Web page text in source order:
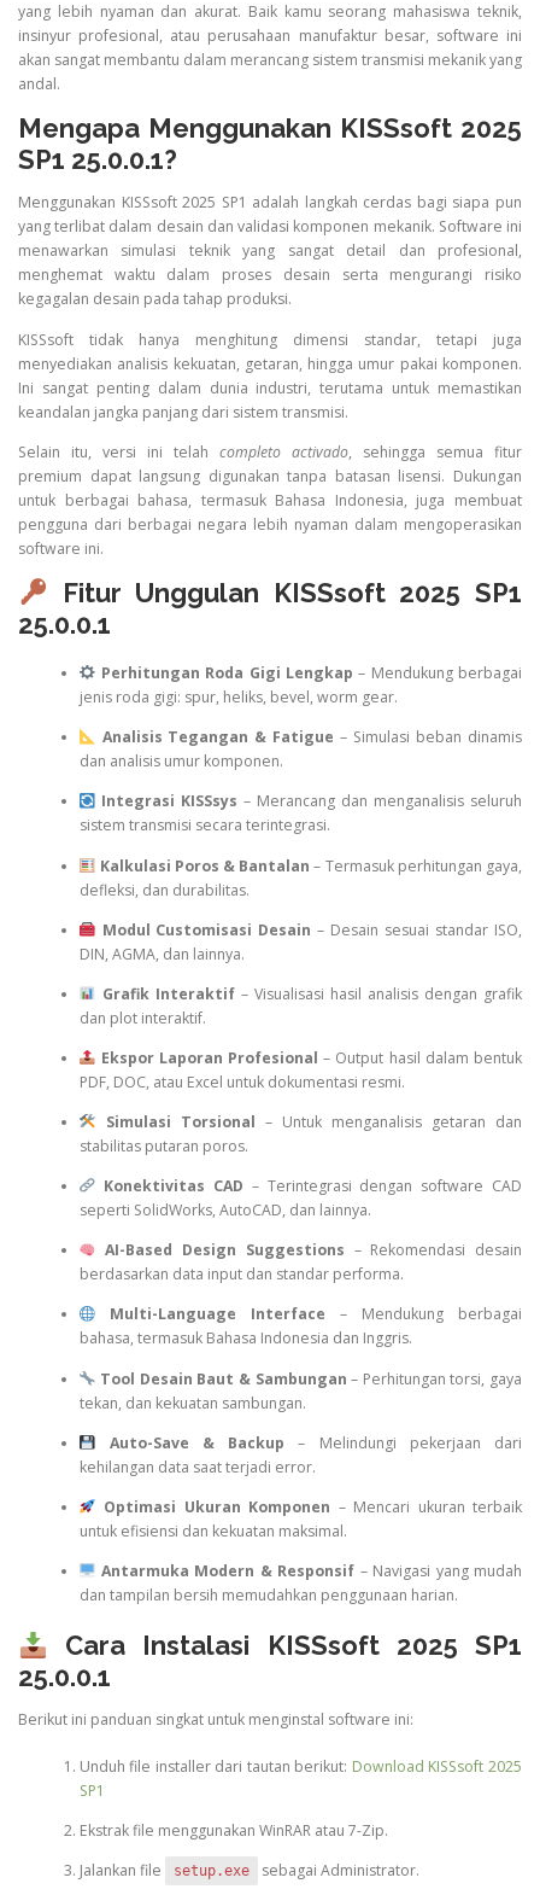
yang lebih nyaman dan akurat. Baik kamu seorang mahasiswa teknik,
insinyur profesional, atau perusahaan manufaktur besar, software ini
akan sangat membantu dalam merancang sistem transmisi mekanik yang
andal.
Mengapa Menggunakan KISSsoft 2025
SP1 25.0.0.1?
Menggunakan KISSsoft 2025 SP1 adalah langkah cerdas bagi siapa pun
yang terlibat dalam desain dan validasi komponen mekanik. Software ini
menawarkan simulasi teknik yang sangat detail dan profesional,
menghemat waktu dalam proses desain serta mengurangi risiko
kegagalan desain pada tahap produksi.
KISSsoft tidak hanya menghitung dimensi standar, tetapi juga
menyediakan analisis kekuatan, getaran, hingga umur pakai komponen.
Ini sangat penting dalam dunia industri, terutama untuk memastikan
keandalan jangka panjang dari sistem transmisi.
Selain itu, versi ini telah completo activado, sehingga semua fitur
premium dapat langsung digunakan tanpa batasan lisensi. Dukungan
untuk berbagai bahasa, termasuk Bahasa Indonesia, juga membuat
pengguna dari berbagai negara lebih nyaman dalam mengoperasikan
software ini.
Fitur Unggulan KISSsoft 2025 SP1
25.0.0.1
Perhitungan Roda Gigi Lengkap – Mendukung berbagai
jenis roda gigi: spur, heliks, bevel, worm gear.
Analisis Tegangan & Fatigue – Simulasi beban dinamis
dan analisis umur komponen.
Integrasi KISSsys – Merancang dan menganalisis seluruh
sistem transmisi secara terintegrasi.
Kalkulasi Poros & Bantalan – Termasuk perhitungan gaya,
defleksi, dan durabilitas.
Modul Customisasi Desain – Desain sesuai standar ISO,
DIN, AGMA, dan lainnya.
Grafik Interaktif– Visualisasi hasil analisis dengan grafik
dan plot interaktif.
Ekspor Laporan Profesional – Output hasil dalam bentuk
PDF, DOC, atau Excel untuk dokumentasi resmi.
Simulasi Torsional – Untuk menganalisis getaran dan
stabilitas putaran poros.
Konektivitas CAD – Terintegrasi dengan software CAD
seperti SolidWorks, AutoCAD, dan lainnya.
AI-Based Design Suggestions – Rekomendasi desain
berdasarkan data input dan standar performa.
Multi-Language Interface – Mendukung berbagai
bahasa, termasuk Bahasa Indonesia dan Inggris.
Tool Desain Baut & Sambungan – Perhitungan torsi, gaya
tekan, dan kekuatan sambungan.
Auto-Save & Backup – Melindungi pekerjaan dari
kehilangan data saat terjadi error.
Optimasi Ukuran Komponen – Mencari ukuran terbaik
untuk efisiensi dan kekuatan maksimal.
Antarmuka Modern & Responsif – Navigasi yang mudah
dan tampilan bersih memudahkan penggunaan harian.
Cara Instalasi KISSsoft 2025 SP1
25.0.0.1
Berikut ini panduan singkat untuk menginstal software ini:
Unduh file installer dari tautan berikut: Download KISSsoft 2025
SP1
Ekstrak file menggunakan WinRAR atau 7-Zip.
Jalankan file
setup.exe sebagai Administrator.